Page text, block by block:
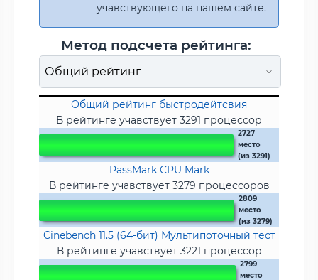
учавствующего на нашем сайте.
Метод подсчета рейтинга:
Общий рейтинг быстродейтсвия
В рейтинге учавствует 3291 процессор
2727
место
(из 3291)
PassMark CPU Mark
В рейтинге учавствует 3279 процессоров
2809
место
(из 3279)
Cinebench 11.5 (64-бит) Мультипоточный тест
В рейтинге учавствует 3221 процессор
2799
место